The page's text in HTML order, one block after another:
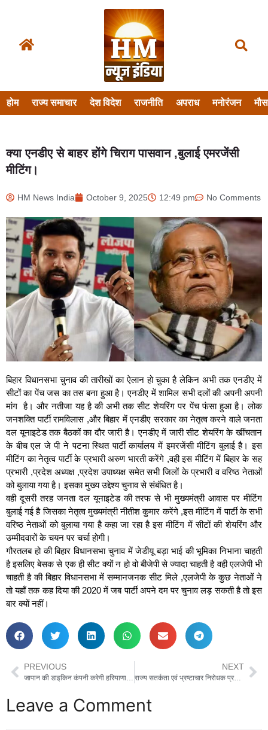
होम राज्य समाचार देश विदेश राजनीति अपराध मनोरंजन
क्या एनडीए से बाहर होंगे चिराग पासवान ,बुलाई एमरजेंसी
मीटिंग।
HM News India October 9, 2025 12:49 pm No Comments
बिहार विधानसभा चुनाव की तारीखों का ऐलान हो चुका है लेकिन अभी तक एनडीए में
सीटों का पेंच जस का तस बना हुआ है। एनडीए में शामिल सभी दलों की अपनी अपनी
मांग है। और नतीजा यह है की अभी तक सीट शेयरिंग पर पेंच फंसा हुआ है। लोक
जनशक्ति पार्टी रामविलास ,और बिहार में एनडीए सरकार का नेतृत्व करने वाले जनता
दल यूनाइटेड तक बैठकों का दौर जारी है। एनडीए में जारी सीट शेयरिंग के खींचतान
के बीच एल जे पी ने पटना स्थित पार्टी कार्यालय में इमरजेंसी मीटिंग बुलाई है। इस
मीटिंग का नेतृत्व पार्टी के प्रभारी अरुण भारती करेंगे ,वही इस मीटिंग में बिहार के सह
प्रभारी ,प्रदेश अध्यक्ष ,प्रदेश उपाध्यक्ष समेत सभी जिलों के प्रभारी व वरिष्ठ नेताओं
को बुलाया गया है। इसका मुख्य उद्देश्य चुनाव से संबंधित है।
वही दूसरी तरह जनता दल यूनाइटेड की तरफ से भी मुख्यमंत्री आवास पर मीटिंग
बुलाई गई है जिसका नेतृत्व मुख्यमंत्री नीतीश कुमार करेंगे ,इस मीटिंग में पार्टी के सभी
वरिष्ठ नेताओं को बुलाया गया है कहा जा रहा है इस मीटिंग में सीटों की शेयरिंग और
उम्मीदवारों के चयन पर चर्चा होगी।
गौरतलब हो की बिहार विधानसभा चुनाव में जेडीयू बड़ा भाई की भूमिका निभाना चाहती
है इसलिए बेसक से एक ही सीट क्यों न हो वो बीजेपी से ज्यादा चाहती है वही एलजेपी भी
चाहती है की बिहार विधानसभा में सम्मानजनक सीट मिले ,एलजेपी के कुछ नेताओं ने
तो यहाँ तक कह दिया की 2020 में जब पार्टी अपने दम पर चुनाव लड़ सकती है तो इस
बार क्यों नहीं।
PREVIOUS NEXT
राज्य सतर्कता एवं भ्रष्टाचार निरोधक प्रबन्धक दी फतेहाबाद जिला प्राथमिक सहकारी कृषि एवं ग्रामीण विकास बैंकको किया गिरफ्तार
Leave a Comment